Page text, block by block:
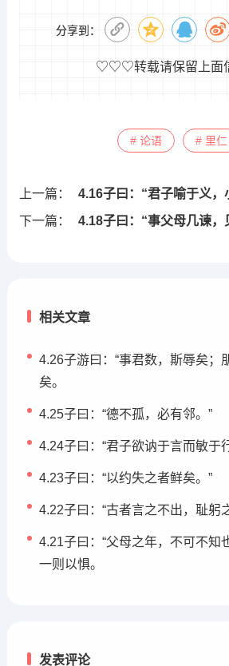
分享到：
♡♡♡转载请保留上
# 论语 # 里仁
上一篇：
4.16子曰：“君子喻于义，
下一篇：
4.18子曰：“事父母几谏
相关文章
4.26子游曰：“事君数，斯辱矣；
矣。
4.25子曰：“德不孤，必有邻。”
4.24子曰：“君子欲讷于言而敏于
4.23子曰：“以约失之者鲜矣。”
4.22子曰：“古者言之不出，耻躬
4.21子曰：“父母之年，不可不知
一则以惧。
发表评论